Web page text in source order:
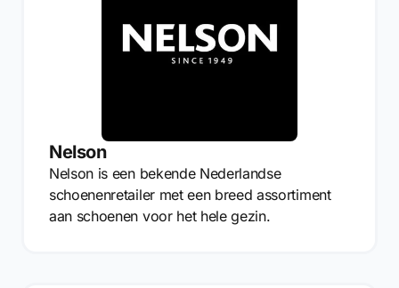
Nelson
Nelson is een bekende Nederlandse
schoenenretailer met een breed assortiment
aan schoenen voor het hele gezin.